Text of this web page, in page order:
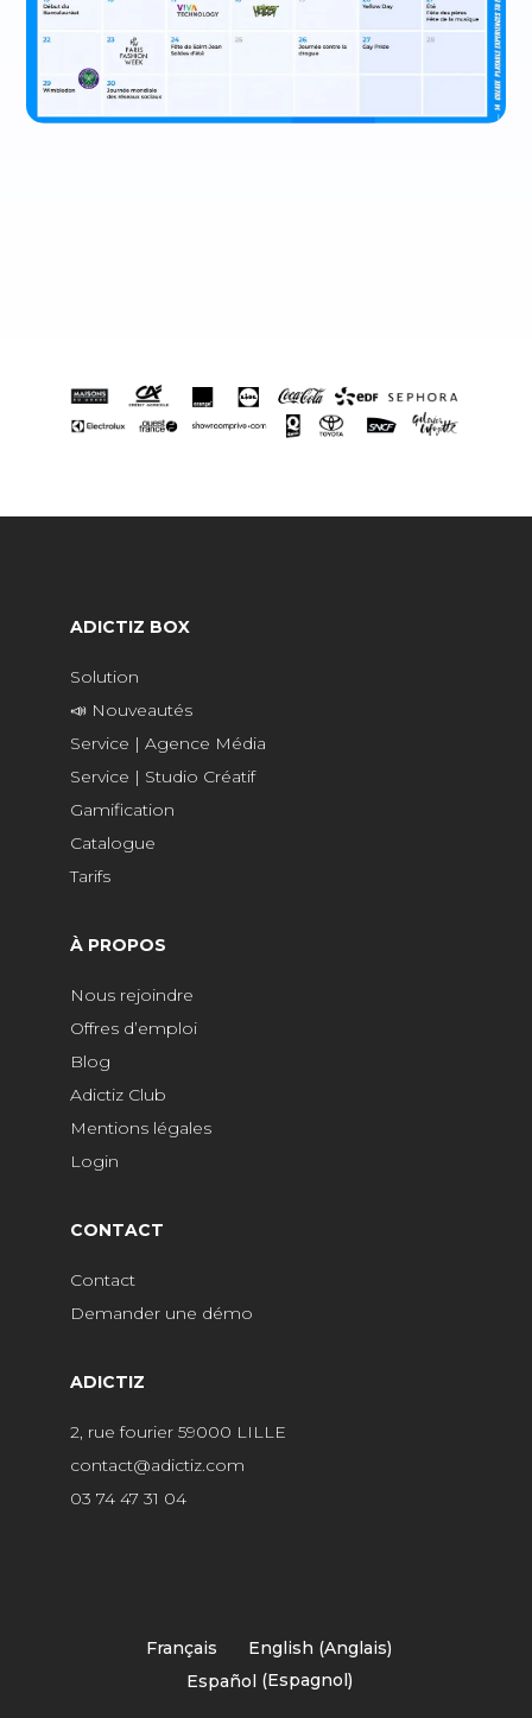
ADICTIZ BOX
Solution
📣 Nouveautés
Service | Agence Média
Service | Studio Créatif
Gamification
Catalogue
Tarifs
À PROPOS
Nous rejoindre
Offres d’emploi
Blog
Adictiz Club
Mentions légales
Login
CONTACT
Contact
Demander une démo
ADICTIZ
2, rue fourier 59000 LILLE
contact@adictiz.com
03 74 47 31 04
Français English (Anglais)
Español (Espagnol)